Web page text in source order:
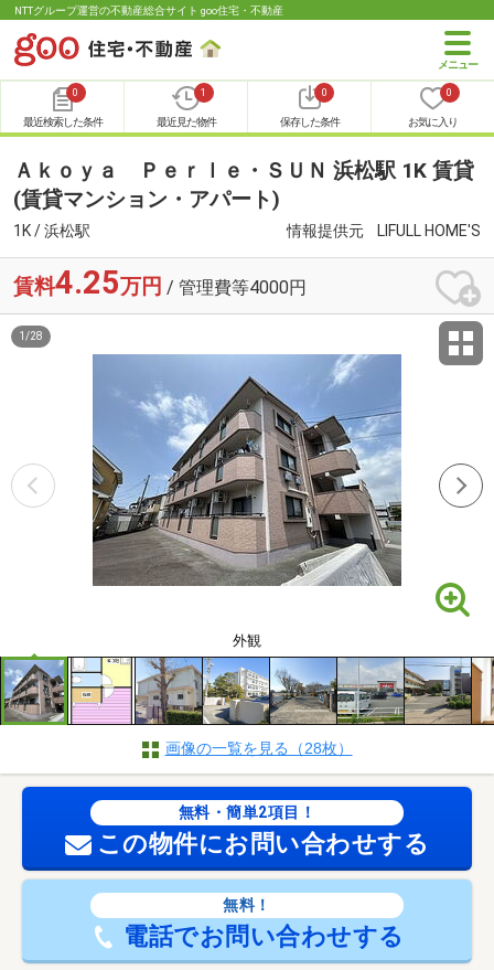
NTTグループ運営の不動産総合サイト goo住宅・不動産
0
最近検索した条件
1
最近見た物件
0
保存した条件
0
お気に入り
Ａｋｏｙａ Ｐｅｒｌｅ・ＳＵＮ 浜松駅 1K 賃貸
(賃貸マンション・アパート)
1K / 浜松駅 情報提供元 LIFULL HOME'S
賃料4.25万円 / 管理費等4000円
外観
1 /28
画像の一覧を見る（28枚）
無料・簡単2項目！
この物件にお問い合わせする
無料！
電話でお問い合わせする